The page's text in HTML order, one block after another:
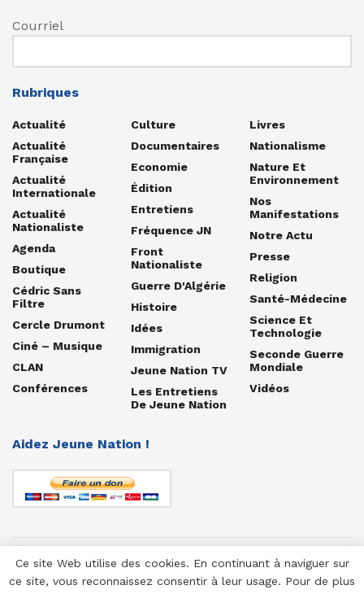
Courriel
Rubriques
Actualité
Actualité
Française
Actualité
Internationale
Actualité
Nationaliste
Agenda
Boutique
Cédric Sans
Filtre
Cercle Drumont
Ciné – Musique
CLAN
Conférences
Culture
Documentaires
Economie
Édition
Entretiens
Fréquence JN
Front
Nationaliste
Guerre D'Algérie
Histoire
Idées
Immigration
Jeune Nation TV
Les Entretiens
De Jeune Nation
Livres
Nationalisme
Nature Et
Environnement
Nos
Manifestations
Notre Actu
Presse
Religion
Santé-Médecine
Science Et
Technologie
Seconde Guerre
Mondiale
Vidéos
Aidez Jeune Nation !
© 1958-2025 Jeune Nation
Ce site Web utilise des cookies. En continuant à naviguer sur
ce site, vous reconnaissez consentir à leur usage. Pour de plus